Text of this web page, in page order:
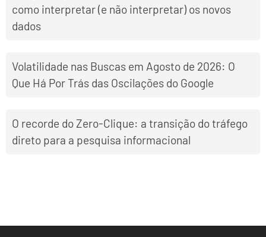
como interpretar (e não interpretar) os novos
dados
Volatilidade nas Buscas em Agosto de 2026: O
Que Há Por Trás das Oscilações do Google
O recorde do Zero-Clique: a transição do tráfego
direto para a pesquisa informacional